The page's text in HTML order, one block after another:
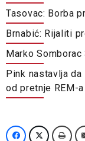
Tasovac: Borba
Brnabić: Rijaliti
Marko Somborac
Pink nastavlja
od pretnje REM-